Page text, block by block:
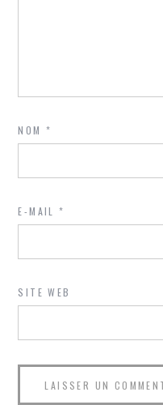
NOM*
E-MAIL*
SITE WEB